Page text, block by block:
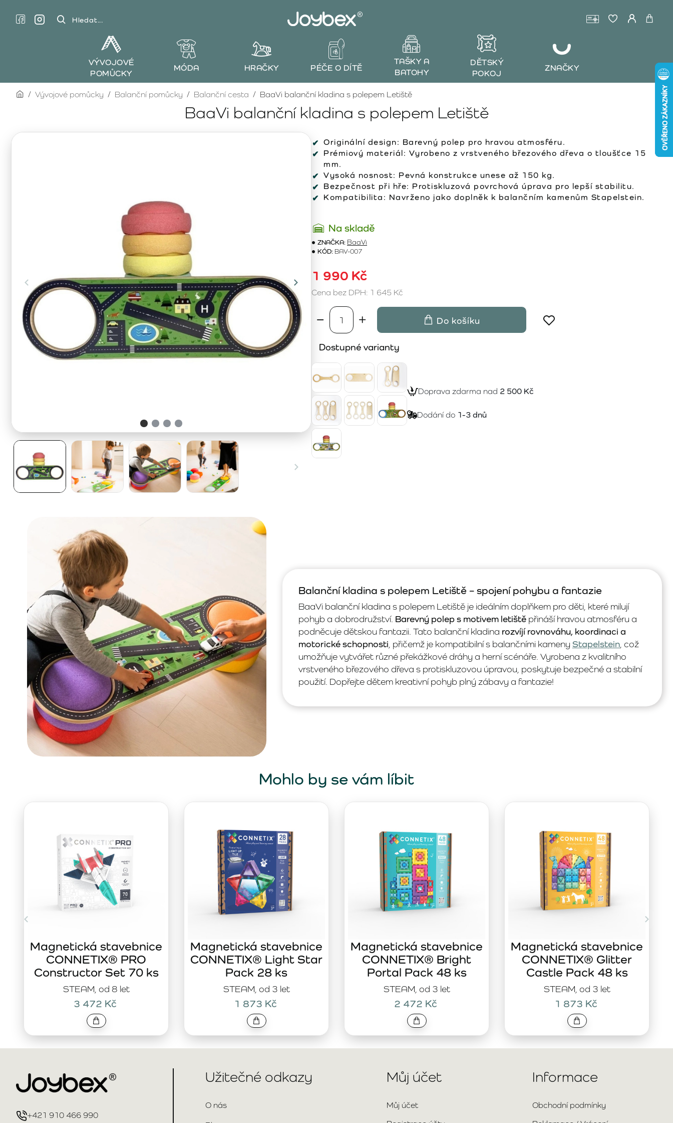
Hledat...
VÝVOJOVÉ
POMŮCKY
MÓDA HRAČKY PÉČE O DÍTĚ
TAŠKY A
BATOHY
DĚTSKÝ
POKOJ
ZNAČKY
BaaVi balanční kladina s polepem Letiště
homeVývojové pomůcky Balanční pomůcky Balanční cesta BaaVi balanční kladina s polepem Letiště
Originální design: Barevný polep pro hravou atmosféru.
Prémiový materiál: Vyrobeno z vrstveného březového dřeva o tloušťce 15
mm.
Vysoká nosnost: Pevná konstrukce unese až 150 kg.
Bezpečnost při hře: Protiskluzová povrchová úprava pro lepší stabilitu.
Kompatibilita: Navrženo jako doplněk k balančním kamenům Stapelstein.
Na skladě
ZNAČKA: BaaVi
KÓD: BAV-007
1 990 Kč
Cena bez DPH: 1 645 Kč
Do košíku
Dostupné varianty
Doprava zdarma nad 2 500 Kč
Dodání do 1-3 dnů
Balanční kladina s polepem Letiště – spojení pohybu a fantazie
BaaVi balanční kladina s polepem Letiště je ideálním doplňkem pro děti, které milují
pohyb a dobrodružství. Barevný polep s motivem letištěpřináší hravou atmosféru a
podněcuje dětskou fantazii. Tato balanční kladina rozvíjí rovnováhu, koordinaci a
motorické schopnosti, přičemž je kompatibilní s balančními kameny Stapelstein, což
umožňuje vytvářet různé překážkové dráhy a herní scénáře. Vyrobena z kvalitního
vrstveného březového dřeva s protiskluzovou úpravou, poskytuje bezpečné a stabilní
použití. Dopřejte dětem kreativní pohyb plný zábavy a fantazie!
Mohlo by se vám líbit
STEAM, od 8 let
Magnetická stavebnice
CONNETIX® PRO
Constructor Set 70 ks
3 472 Kč
STEAM, od 3 let
Magnetická stavebnice
CONNETIX® Light Star
Pack 28 ks
1 873 Kč
STEAM, od 3 let
Magnetická stavebnice
CONNETIX® Bright
Portal Pack 48 ks
2 472 Kč
STEAM, od 3 let
Magnetická stavebnice
CONNETIX® Glitter
Castle Pack 48 ks
1 873 Kč
+421 910 466 990
Užitečné odkazy
O nás
Můj účet
Můj účet
Informace
Obchodní podmínky